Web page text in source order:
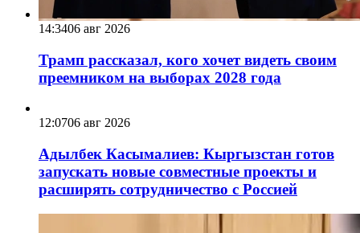
14:3406 авг 2026
Трамп рассказал, кого хочет видеть своим
преемником на выборах 2028 года
12:0706 авг 2026
Адылбек Касымалиев: Кыргызстан готов
запускать новые совместные проекты и
расширять сотрудничество с Россией